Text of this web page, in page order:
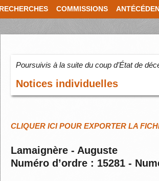
RECHERCHES COMMISSIONS
Poursuivis à la suite du coup d’État de
Notices individuelles
CLIQUER ICI POUR EXPORTER LA
Lamaignère - Auguste
Numéro d’ordre : 15281 -